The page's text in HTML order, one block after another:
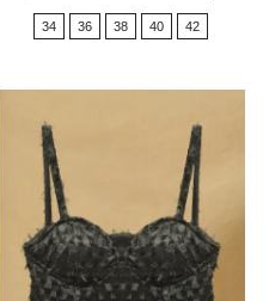
34 36 38 40 42